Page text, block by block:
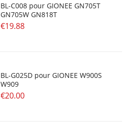
BL-C008 pour GIONEE GN705T
GN705W GN818T
€19.88
BL-G025D pour GIONEE W900S
W909
€20.00